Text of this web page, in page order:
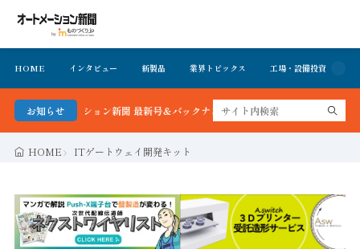
HOME インタビュー 新製品 業界トピックス 工場・設備投資
お知らせ
オートメーション新聞 最新号＆バックナンバーを無料で公開中 詳細はこちら
HOME ITゲートウェイ開発キット